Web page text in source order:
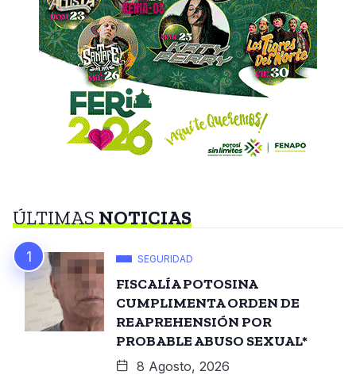
ÚLTIMASNOTICIAS
SEGURIDAD
FISCALÍA POTOSINA
CUMPLIMENTA ORDEN DE
REAPREHENSIÓN POR
PROBABLE ABUSO SEXUAL*
8 Agosto, 2026